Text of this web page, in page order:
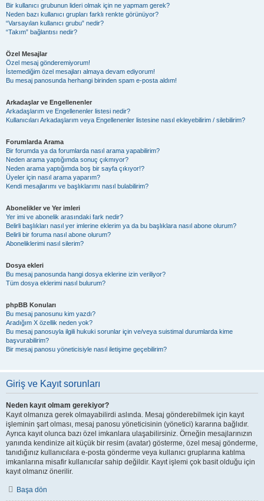
Bir kullanıcı grubunun lideri olmak için ne yapmam gerek?
Neden bazı kullanıcı grupları farklı renkte görünüyor?
“Varsayılan kullanıcı grubu” nedir?
“Takım” bağlantısı nedir?
Özel Mesajlar
Özel mesaj gönderemiyorum!
İstemediğim özel mesajları almaya devam ediyorum!
Bu mesaj panosunda herhangi birinden spam e-posta aldım!
Arkadaşlar ve Engellenenler
Arkadaşlarım ve Engellenenler listesi nedir?
Kullanıcıları Arkadaşlarım veya Engellenenler listesine nasıl ekleyebilirim / silebilirim?
Forumlarda Arama
Bir forumda ya da forumlarda nasıl arama yapabilirim?
Neden arama yaptığımda sonuç çıkmıyor?
Neden arama yaptığımda boş bir sayfa çıkıyor!?
Üyeler için nasıl arama yaparım?
Kendi mesajlarımı ve başlıklarımı nasıl bulabilirim?
Abonelikler ve Yer imleri
Yer imi ve abonelik arasındaki fark nedir?
Belirli başlıkları nasıl yer imlerine eklerim ya da bu başlıklara nasıl abone olurum?
Belirli bir foruma nasıl abone olurum?
Aboneliklerimi nasıl silerim?
Dosya ekleri
Bu mesaj panosunda hangi dosya eklerine izin veriliyor?
Tüm dosya eklerimi nasıl bulurum?
phpBB Konuları
Bu mesaj panosunu kim yazdı?
Aradığım X özellik neden yok?
Bu mesaj panosuyla ilgili hukuki sorunlar için ve/veya suistimal durumlarda kime
başvurabilirim?
Bir mesaj panosu yöneticisiyle nasıl iletişime geçebilirim?
Giriş ve Kayıt sorunları
Neden kayıt olmam gerekiyor?
Kayıt olmanıza gerek olmayabilirdi aslında. Mesaj gönderebilmek için kayıt
işleminin şart olması, mesaj panosu yöneticisinin (yönetici) kararına bağlıdır.
Ayrıca kayıt olunca bazı özel imkanlara ulaşabilirsiniz. Örneğin mesajlarınızın
yanında kendinize ait küçük bir resim (avatar) gösterme, özel mesaj gönderme,
tanıdığınız kullanıcılara e-posta gönderme veya kullanıcı gruplarına katılma
imkanlarına misafir kullanıcılar sahip değildir. Kayıt işlemi çok basit olduğu için
kayıt olmanız önerilir.
Başa dön